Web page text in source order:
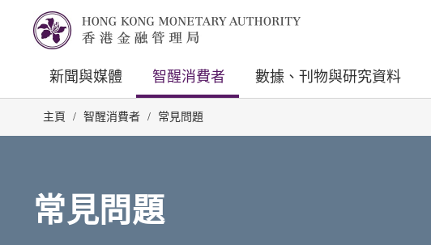
新聞與媒體 智醒消費者 數據、刊物與研究資料
主頁 / 智醒消費者 / 常見問題
常見問題